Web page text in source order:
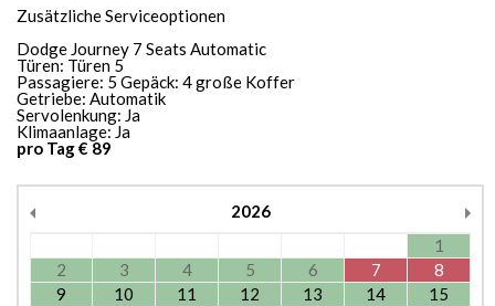
Zusätzliche Serviceoptionen
Dodge Journey 7 Seats Automatic
Türen: Türen 5
Passagiere: 5 Gepäck: 4 große Koffer
Getriebe: Automatik
Servolenkung: Ja
Klimaanlage: Ja
pro Tag € 89
2026
1
2
3 4 5 6 7
8
9
10 11 12 13 14
15